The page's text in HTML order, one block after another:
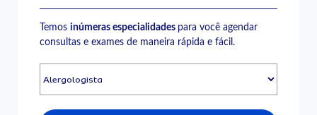
Temosinúmeras especialidades para você agendar
consultas e exames de maneira rápida e fácil.